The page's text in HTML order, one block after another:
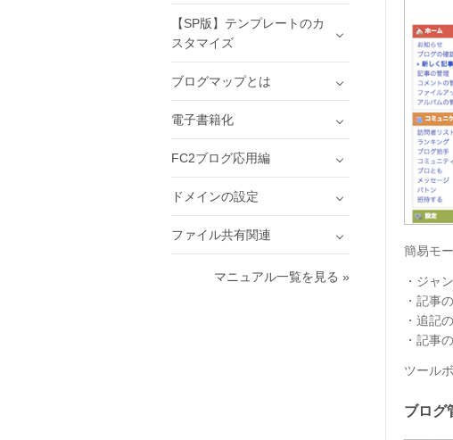
簡易モ
・ジャ
・記事
・追記
・記事
ツール
ブログ
【SP版】テンプレートのカ
スタマイズ
ブログマップとは
電子書籍化
FC2ブログ応用編
ドメインの設定
ファイル共有関連
マニュアル一覧を見る »